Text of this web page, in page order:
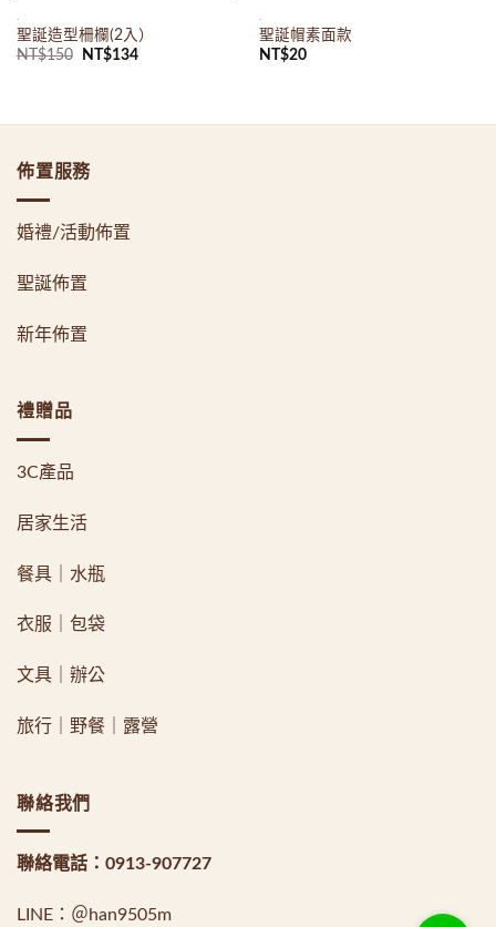
聖誕造型柵欄(2入）
NT$150
原
NT$134目
聖誕帽素面款
NT$20
佈置服務
婚禮/活動佈置
聖誕佈置
新年佈置
禮贈品
3C產品
居家生活
餐具｜水瓶
衣服｜包袋
文具｜辦公
旅行｜野餐｜露營
聯絡我們
聯絡電話： 0913-907727
LINE： ＠han9505m